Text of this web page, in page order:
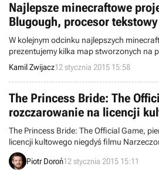
Najlepsze minecraftowe
Blugough, procesor tekstowy
W kolejnym odcinku najlepszych
prezentujemy kilka map stworzonych na
znanych z konsol PlayStation, procesor
Blugough.
Kamil Zwijacz12 stycznia 2015 15:58
The Princess Bride: The
rozczarowanie na licencji
The Princess Bride: The Official Game,
licencji kultowego niegdyś filmu
jednym z pierwszych mobilnych
oferowany za około 17 złotych składa się
Piotr Doroń12 stycznia 2015 15:11